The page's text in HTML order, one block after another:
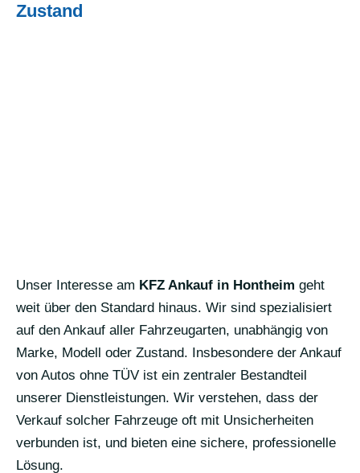
Zustand
Unser Interesse am KFZ Ankauf in Hontheim geht
weit über den Standard hinaus. Wir sind spezialisiert
auf den Ankauf aller Fahrzeugarten, unabhängig von
Marke, Modell oder Zustand. Insbesondere der Ankauf
von Autos ohne TÜV ist ein zentraler Bestandteil
unserer Dienstleistungen. Wir verstehen, dass der
Verkauf solcher Fahrzeuge oft mit Unsicherheiten
verbunden ist, und bieten eine sichere, professionelle
Lösung.